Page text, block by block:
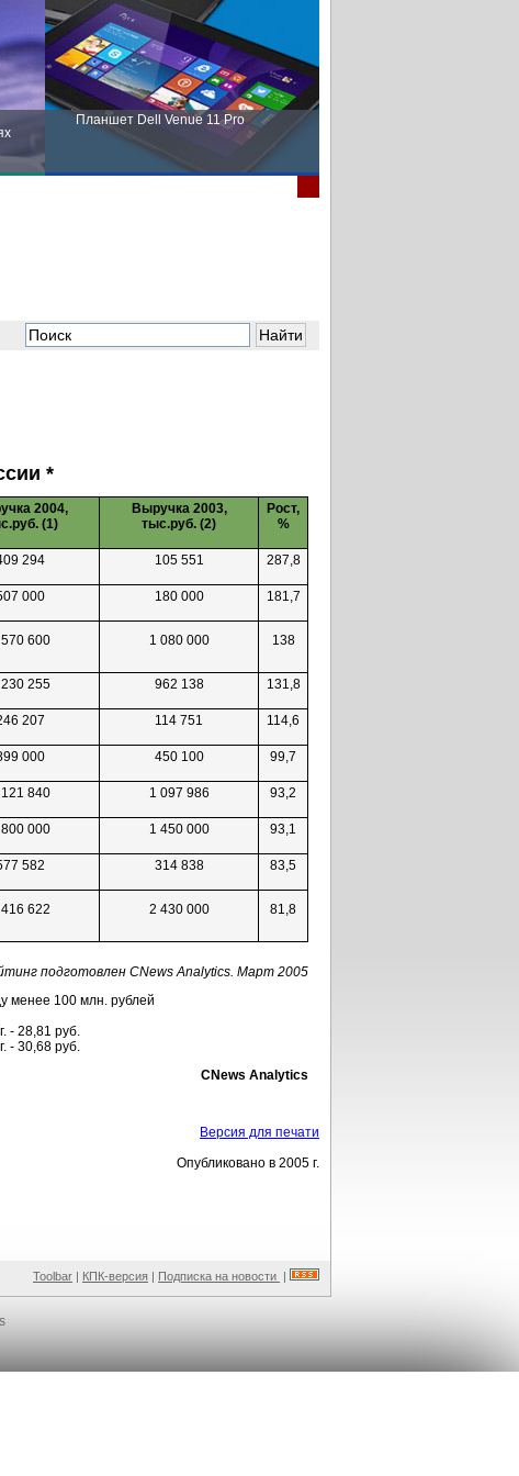
Планшет Dell Venue 11 Pro
*
2004,
(1)
Выручка 2003,
тыс.руб. (2)
Рост,
%
294 105 551 287,8
000 180 000 181,7
600 1 080 000 138
255 962 138 131,8
207 114 751 114,6
000 450 100 99,7
840 1 097 986 93,2
000 1 450 000 93,1
582 314 838 83,5
622 2 430 000 81,8
подготовлен CNews Analytics. Март 2005
менее 100 млн. рублей
- 28,81 руб.
- 30,68 руб.
CNews Analytics
Версия для печати
Опубликовано в 2005 г.
Toolbar | КПК-версия | Подписка на новости |